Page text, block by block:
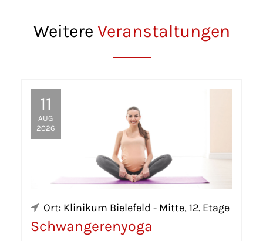
Weitere Veranstaltungen
11
AUG
2026
Ort: Klinikum Bielefeld - Mitte, 12. Etage
Schwangerenyoga